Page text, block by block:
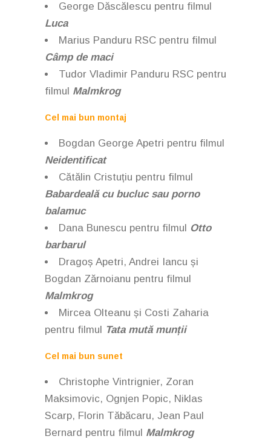
George Dăscălescu pentru filmul
Luca
Marius Panduru RSC pentru filmul
Câmp de maci
Tudor Vladimir Panduru RSC pentru
filmul Malmkrog
Cel mai bun montaj
Bogdan George Apetri pentru filmul
Neidentificat
Cătălin Cristuțiu pentru filmul
Babardeală cu bucluc sau porno
balamuc
Dana Bunescu pentru filmul Otto
barbarul
Dragoș Apetri, Andrei Iancu și
Bogdan Zărnoianu pentru filmul
Malmkrog
Mircea Olteanu și Costi Zaharia
pentru filmul Tata mută munții
Cel mai bun sunet
Christophe Vintrignier, Zoran
Maksimovic, Ognjen Popic, Niklas
Scarp, Florin Tăbăcaru, Jean Paul
Bernard pentru filmul Malmkrog